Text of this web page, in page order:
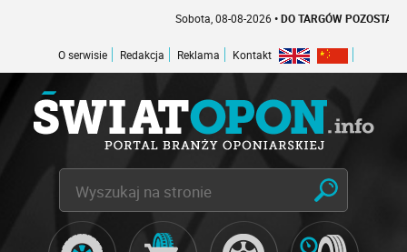
Sobota, 08-08-2026• DO TARGÓW POZOSTAŁO -1
O serwisie Redakcja Reklama Kontakt